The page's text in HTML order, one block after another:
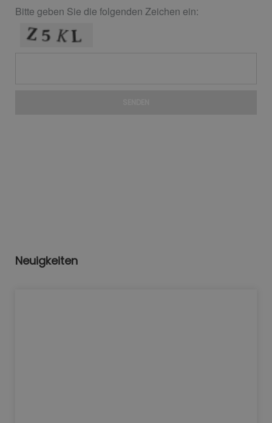
Bitte geben Sie die folgenden Zeichen ein:
Neuigkeiten